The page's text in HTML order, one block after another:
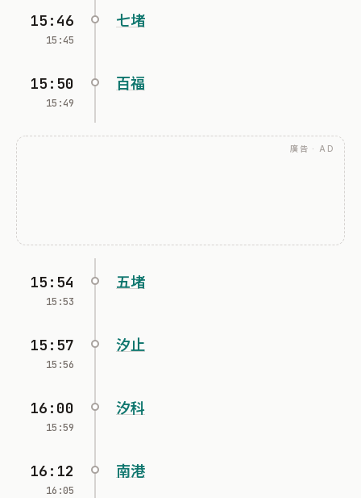
15:46
15:45
七堵
15:50
15:49
百福
廣告 · AD
15:54
15:53
五堵
15:57
15:56
汐止
16:00
15:59
汐科
16:12
16:05
南港